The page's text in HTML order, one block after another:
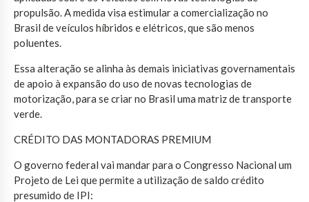
propulsão. A medida visa estimular a comercialização no
Brasil de veículos híbridos e elétricos, que são menos
poluentes.
Essa alteração se alinha às demais iniciativas governamentais
de apoio à expansão do uso de novas tecnologias de
motorização, para se criar no Brasil uma matriz de transporte
verde.
CRÉDITO DAS MONTADORAS PREMIUM
O governo federal vai mandar para o Congresso Nacional um
Projeto de Lei que permite a utilização de saldo crédito
presumido de IPI: